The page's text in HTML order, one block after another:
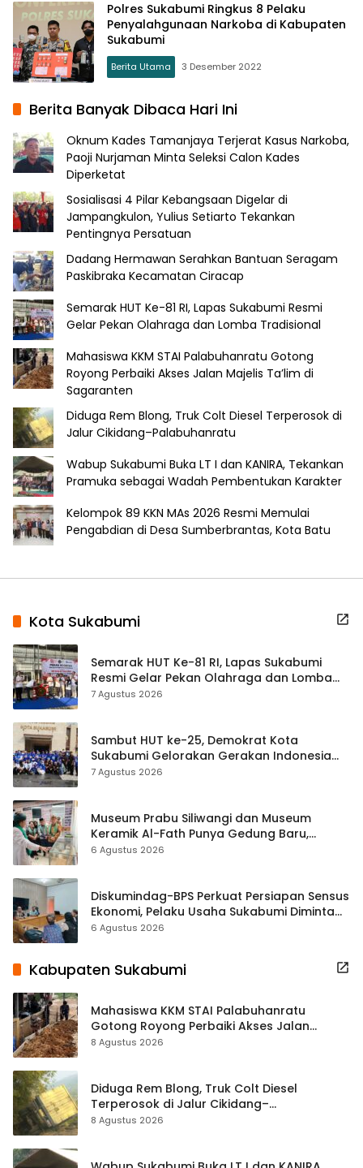
Polres Sukabumi Ringkus 8 Pelaku
Penyalahgunaan Narkoba di Kabupaten
Sukabumi
Berita Utama 3 Desember 2022
Berita Banyak Dibaca Hari Ini
Oknum Kades Tamanjaya Terjerat Kasus Narkoba,
Paoji Nurjaman Minta Seleksi Calon Kades
Diperketat
Sosialisasi 4 Pilar Kebangsaan Digelar di
Jampangkulon, Yulius Setiarto Tekankan
Pentingnya Persatuan
Dadang Hermawan Serahkan Bantuan Seragam
Paskibraka Kecamatan Ciracap
Semarak HUT Ke-81 RI, Lapas Sukabumi Resmi
Gelar Pekan Olahraga dan Lomba Tradisional
Mahasiswa KKM STAI Palabuhanratu Gotong
Royong Perbaiki Akses Jalan Majelis Ta’lim di
Sagaranten
Diduga Rem Blong, Truk Colt Diesel Terperosok di
Jalur Cikidang–Palabuhanratu
Wabup Sukabumi Buka LT I dan KANIRA, Tekankan
Pramuka sebagai Wadah Pembentukan Karakter
Kelompok 89 KKN MAs 2026 Resmi Memulai
Pengabdian di Desa Sumberbrantas, Kota Batu
Kota Sukabumi
Semarak HUT Ke-81 RI, Lapas Sukabumi
Resmi Gelar Pekan Olahraga dan Lomba
Tradisional
7 Agustus 2026
Sambut HUT ke-25, Demokrat Kota
Sukabumi Gelorakan Gerakan Indonesia
ASRI Lewat Aksi Bersih Masjid Agung
7 Agustus 2026
Museum Prabu Siliwangi dan Museum
Keramik Al-Fath Punya Gedung Baru,
Hampir 500 Koleksi Dipisahkan
6 Agustus 2026
Diskumindag-BPS Perkuat Persiapan Sensus
Ekonomi, Pelaku Usaha Sukabumi Diminta
Terbuka Beri Data
6 Agustus 2026
Kabupaten Sukabumi
Mahasiswa KKM STAI Palabuhanratu
Gotong Royong Perbaiki Akses Jalan
Majelis Ta’lim di Sagaranten
8 Agustus 2026
Diduga Rem Blong, Truk Colt Diesel
Terperosok di Jalur Cikidang–
Palabuhanratu
8 Agustus 2026